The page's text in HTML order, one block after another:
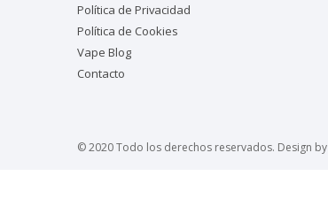
Política de Privacidad
Política de Cookies
Vape Blog
Contacto
© 2020 Todo los derechos reservados. Design by